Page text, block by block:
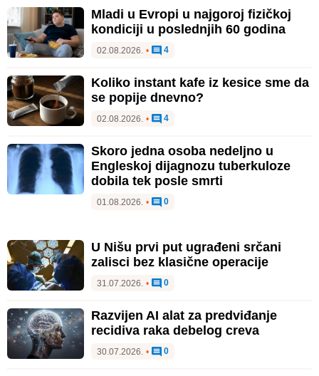
Mladi u Evropi u najgoroj fizičkoj
kondiciji u poslednjih 60 godina
02.08.2026. • 4
Koliko instant kafe iz kesice sme da
se popije dnevno?
02.08.2026. • 4
Skoro jedna osoba nedeljno u
Engleskoj dijagnozu tuberkuloze
dobila tek posle smrti
01.08.2026. • 0
U Nišu prvi put ugrađeni srčani
zalisci bez klasične operacije
31.07.2026. • 0
Razvijen AI alat za predviđanje
recidiva raka debelog creva
30.07.2026. • 0